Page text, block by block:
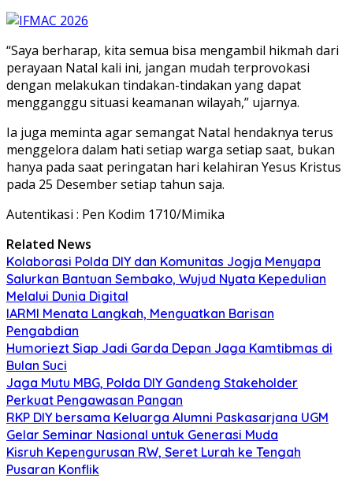
“Saya berharap, kita semua bisa mengambil hikmah dari
perayaan Natal kali ini, jangan mudah terprovokasi
dengan melakukan tindakan-tindakan yang dapat
mengganggu situasi keamanan wilayah,” ujarnya.
Ia juga meminta agar semangat Natal hendaknya terus
menggelora dalam hati setiap warga setiap saat, bukan
hanya pada saat peringatan hari kelahiran Yesus Kristus
pada 25 Desember setiap tahun saja.
Autentikasi : Pen Kodim 1710/Mimika
Related News
Kolaborasi Polda DIY dan Komunitas Jogja Menyapa
Salurkan Bantuan Sembako, Wujud Nyata Kepedulian
Melalui Dunia Digital
IARMI Menata Langkah, Menguatkan Barisan
Pengabdian
Humoriezt Siap Jadi Garda Depan Jaga Kamtibmas di
Bulan Suci
Jaga Mutu MBG, Polda DIY Gandeng Stakeholder
Perkuat Pengawasan Pangan
RKP DIY bersama Keluarga Alumni Paskasarjana UGM
Gelar Seminar Nasional untuk Generasi Muda
Kisruh Kepengurusan RW, Seret Lurah ke Tengah
Pusaran Konflik